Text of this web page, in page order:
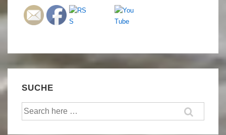
SUCHE
Suche
nach: